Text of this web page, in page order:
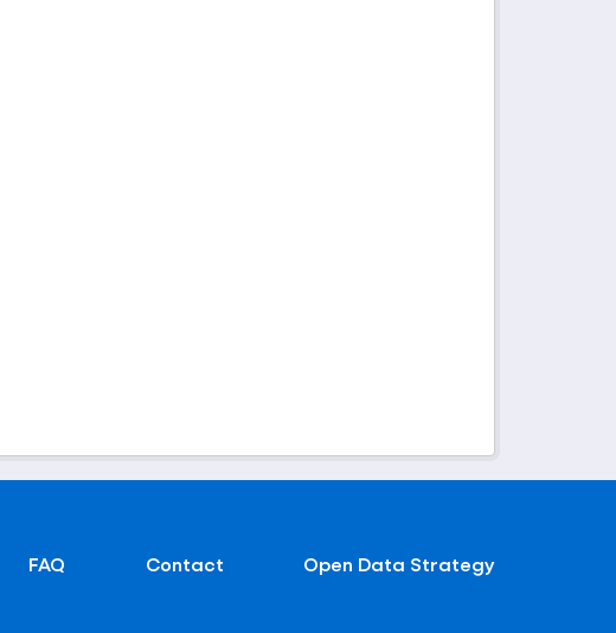
FAQ Contact Open Data Strategy